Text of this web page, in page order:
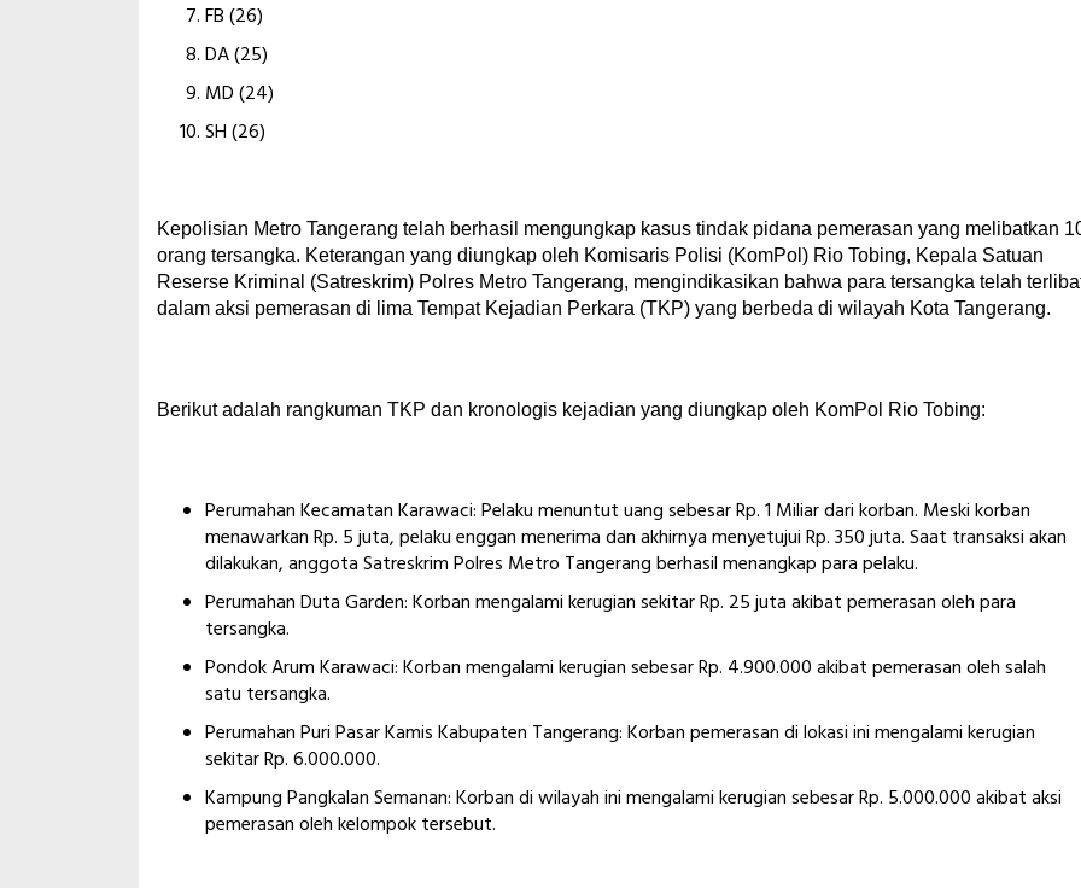
FB (26)
DA (25)
MD (24)
SH (26)
Kepolisian Metro Tangerang telah berhasil mengungkap kasus tindak pidana pemerasan yang melibatkan
orang tersangka. Keterangan yang diungkap oleh Komisaris Polisi (KomPol) Rio Tobing, Kepala Satuan
Reserse Kriminal (Satreskrim) Polres Metro Tangerang, mengindikasikan bahwa para tersangka telah
dalam aksi pemerasan di lima Tempat Kejadian Perkara (TKP) yang berbeda di wilayah Kota Tangerang.
Berikut adalah rangkuman TKP dan kronologis kejadian yang diungkap oleh KomPol Rio Tobing:
Perumahan Kecamatan Karawaci: Pelaku menuntut uang sebesar Rp. 1 Miliar dari korban. Meski korban
menawarkan Rp. 5 juta, pelaku enggan menerima dan akhirnya menyetujui Rp. 350 juta. Saat transaksi akan
dilakukan, anggota Satreskrim Polres Metro Tangerang berhasil menangkap para pelaku.
Perumahan Duta Garden: Korban mengalami kerugian sekitar Rp. 25 juta akibat pemerasan oleh para
tersangka.
Pondok Arum Karawaci: Korban mengalami kerugian sebesar Rp. 4.900.000 akibat pemerasan oleh salah
satu tersangka.
Perumahan Puri Pasar Kamis Kabupaten Tangerang: Korban pemerasan di lokasi ini mengalami kerugian
sekitar Rp. 6.000.000.
Kampung Pangkalan Semanan: Korban di wilayah ini mengalami kerugian sebesar Rp. 5.000.000 akibat aksi
pemerasan oleh kelompok tersebut.